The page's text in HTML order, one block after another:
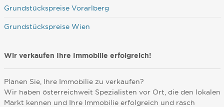
Grundstückspreise Vorarlberg
Grundstückspreise Wien
Wir verkaufen Ihre Immobilie erfolgreich!
Planen Sie, Ihre Immobilie zu verkaufen?
Wir haben österreichweit Spezialisten vor Ort, die den lokalen
Markt kennen und Ihre Immobilie erfolgreich und rasch